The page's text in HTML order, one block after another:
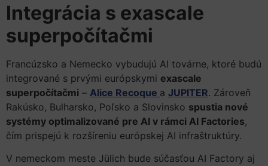
Integrácia s exascale
superpočítačmi
Francúzsko a Nemecko vybudujú AI továrne, ktoré budú
integrované s prvými európskymi exascale
superpočítačmi – Alice Recoque a JUPITER. Zároveň
Rakúsko, Bulharsko, Poľsko a Slovinsko spustia nové
systémy optimalizované pre AI v rámci AI Factories,
čím prispejú k rozšíreniu európskej AI infraštruktúry.
V nemeckom meste Jülich bude súčasťou AI Factory aj